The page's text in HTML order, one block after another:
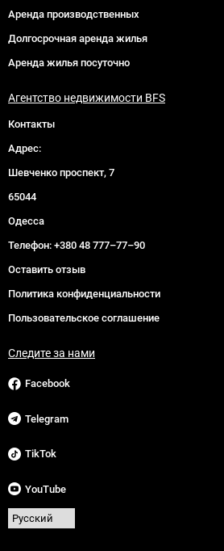
Аренда производственных
Долгосрочная аренда жилья
Аренда жилья посуточно
Агентство недвижимости BFS
Контакты
Адрес:
Шевченко проспект, 7
65044
Одесса
Телефон: +380 48 777–77–90
Оставить отзыв
Политика конфиденциальности
Пользовательское соглашение
Следите за нами
Facebook
Telegram
TikTok
YouTube